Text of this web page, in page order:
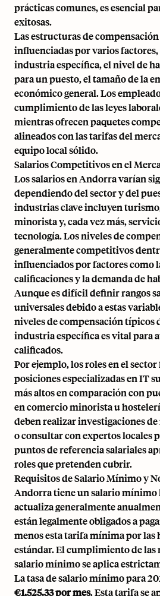
prácticas comunes, es esencial
exitosas.
Las estructuras de
influenciadas por varios
industria específica, el nivel de
para un puesto, el tamaño de la
económico general. Los
cumplimiento de las leyes
mientras ofrecen paquetes
alineados con las tarifas del
equipo local sólido.
Salarios Competitivos en el
Los salarios en Andorra varían
dependiendo del sector y del
industrias clave incluyen
minorista y, cada vez más,
tecnología. Los niveles de
generalmente competitivos
influenciados por factores como
calificaciones y la demanda de
Aunque es difícil definir rangos
universales debido a estas
niveles de compensación típicos
industria específica es vital para
calificados.
Por ejemplo, los roles en el
posiciones especializadas en IT
más altos en comparación con
en comercio minorista u
deben realizar investigaciones
o consultar con expertos locales
puntos de referencia salariales
roles que pretenden cubrir.
Requisitos de Salario Mínimo y
Andorra tiene un salario mínimo
actualiza generalmente
están legalmente obligados a
menos esta tarifa mínima por las
estándar. El cumplimiento de las
salario mínimo se aplica
La tasa de salario mínimo para
€1,525.33 por mes. Esta tarifa se